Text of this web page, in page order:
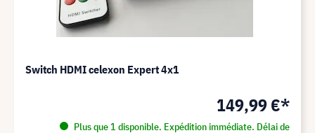
Switch HDMI celexon Expert 4x1
149,99 €*
Plus que 1 disponible. Expédition immédiate. Délai de